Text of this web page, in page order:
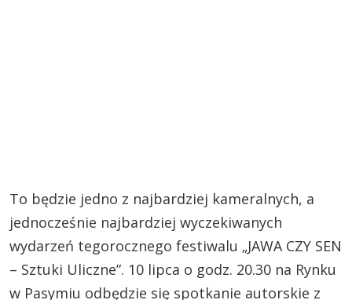
To będzie jedno z najbardziej kameralnych, a
jednocześnie najbardziej wyczekiwanych
wydarzeń tegorocznego festiwalu „JAWA CZY SEN
– Sztuki Uliczne”. 10 lipca o godz. 20.30 na Rynku
w Pasymiu odbędzie się spotkanie autorskie z